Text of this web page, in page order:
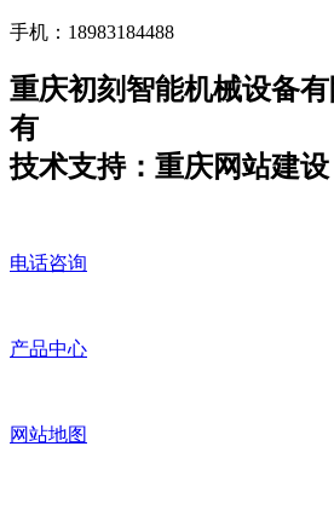
手机：18983184488
重庆初刻智能机械设备
有
技术支持：重庆网站建设
电话咨询
产品中心
网站地图